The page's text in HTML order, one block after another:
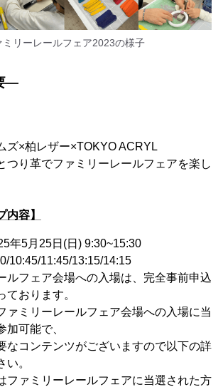
ミリーレールフェア2023の様子
―
ズ×柏レザー×TOKYO ACRYL
つり革でファミリーレールフェアを楽し
内容】
年5月25日(日) 9:30~15:30
10:45/11:45/13:15/14:15
ルフェア会場への入場は、完全事前申込
ております。
ミリーレールフェア会場への入場に当
加可能で、
コンテンツがございますので以下の詳
い。
ァミリーレールフェアに当選された方